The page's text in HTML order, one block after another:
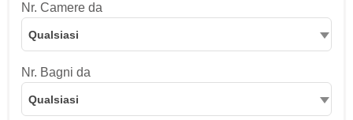
Nr. Camere da
Qualsiasi
Nr. Bagni da
Qualsiasi